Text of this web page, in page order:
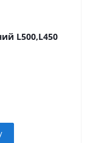
L500,L450